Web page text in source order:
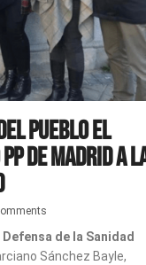
Pueblo el
de Madrid a
Defensa de la Sanidad
Sánchez Bayle,